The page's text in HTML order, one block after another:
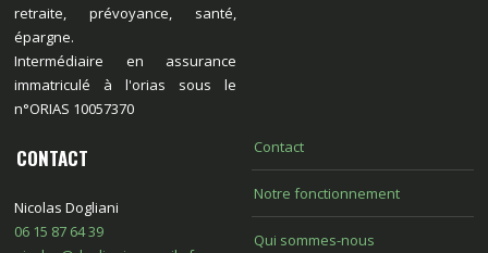
retraite, prévoyance, santé,
épargne.
Intermédiaire en assurance
immatriculé à l'orias sous le
n°ORIAS 10057370
CONTACT
Nicolas Dogliani
06 15 87 64 39
Contact
Notre fonctionnement
Qui sommes-nous